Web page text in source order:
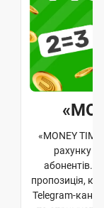
«MONEY
рахунку
абонентів.
пропозиція,
Telegram-